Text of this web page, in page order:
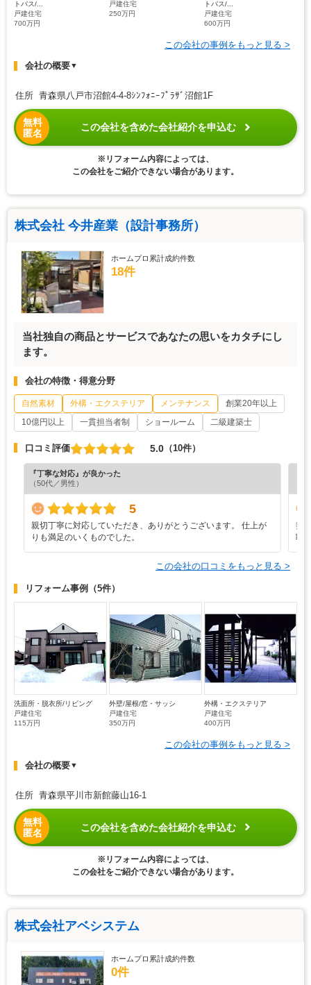
トバス/...
戸建住宅
700万円
戸建住宅
250万円
トバス/...
戸建住宅
600万円
この会社の事例をもっと見る >
会社の概要▼
住所 青森県八戸市沼館4-4-8ｼﾝﾌｫﾆｰﾌﾟﾗｻﾞ沼館1F
無料
匿名
この会社を含めた会社紹介を申込む
※リフォーム内容によっては、
この会社をご紹介できない場合があります。
株式会社 今井産業（設計事務所）
ホームプロ累計成約件数
18件
当社独自の商品とサービスであなたの思いをカタチにし
ます。
会社の特徴・得意分野
自然素材 外構・エクステリア メンテナンス
創業20年以上
10億円以上
一貫担当者制 ショールーム 二級建築士
口コミ評価 5.0 （10件）
『丁寧な対応』が良かった
（50代／男性）
5
親切丁寧に対応していただき、ありがとうございます。 仕上が
りも満足のいくものでした。
契
職
この会社の口コミをもっと見る >
リフォーム事例 （5件）
洗面所・脱衣所/リビング
戸建住宅
115万円
外壁/屋根/窓・サッシ
戸建住宅
350万円
外構・エクステリア
戸建住宅
400万円
この会社の事例をもっと見る >
会社の概要▼
住所 青森県平川市新館藤山16-1
無料
匿名
この会社を含めた会社紹介を申込む
※リフォーム内容によっては、
この会社をご紹介できない場合があります。
株式会社アベシステム
ホームプロ累計成約件数
0件